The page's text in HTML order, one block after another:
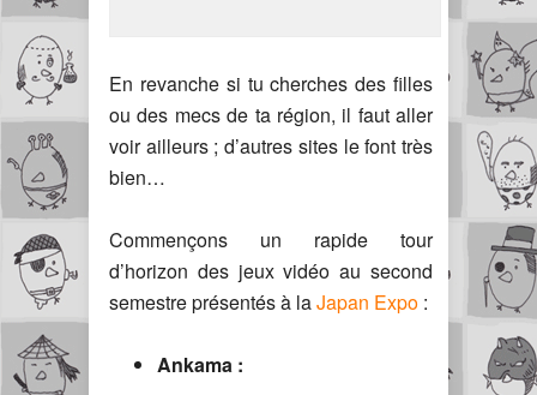
En revanche si tu cherches des filles
ou des mecs de ta région, il faut aller
voir ailleurs ; d’autres sites le font très
bien…
Commençons un rapide tour
d’horizon des jeux vidéo au second
semestre présentés à laJapan Expo :
Ankama :